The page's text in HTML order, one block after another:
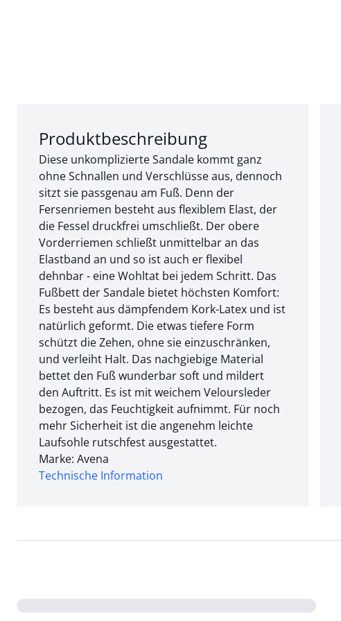
Abschnitt 1 von 3:
Produktbeschreibung
Diese unkomplizierte Sandale kommt ganz
ohne Schnallen und Verschlüsse aus, dennoch
sitzt sie passgenau am Fuß. Denn der
Fersenriemen besteht aus flexiblem Elast, der
die Fessel druckfrei umschließt. Der obere
Vorderriemen schließt unmittelbar an das
Elastband an und so ist auch er flexibel
dehnbar - eine Wohltat bei jedem Schritt. Das
Fußbett der Sandale bietet höchsten Komfort:
Es besteht aus dämpfendem Kork-Latex und ist
natürlich geformt. Die etwas tiefere Form
schützt die Zehen, ohne sie einzuschränken,
und verleiht Halt. Das nachgiebige Material
bettet den Fuß wunderbar soft und mildert
den Auftritt. Es ist mit weichem Veloursleder
bezogen, das Feuchtigkeit aufnimmt. Für noch
mehr Sicherheit ist die angenehm leichte
Laufsohle rutschfest ausgestattet.
Marke: Avena
Technische Information